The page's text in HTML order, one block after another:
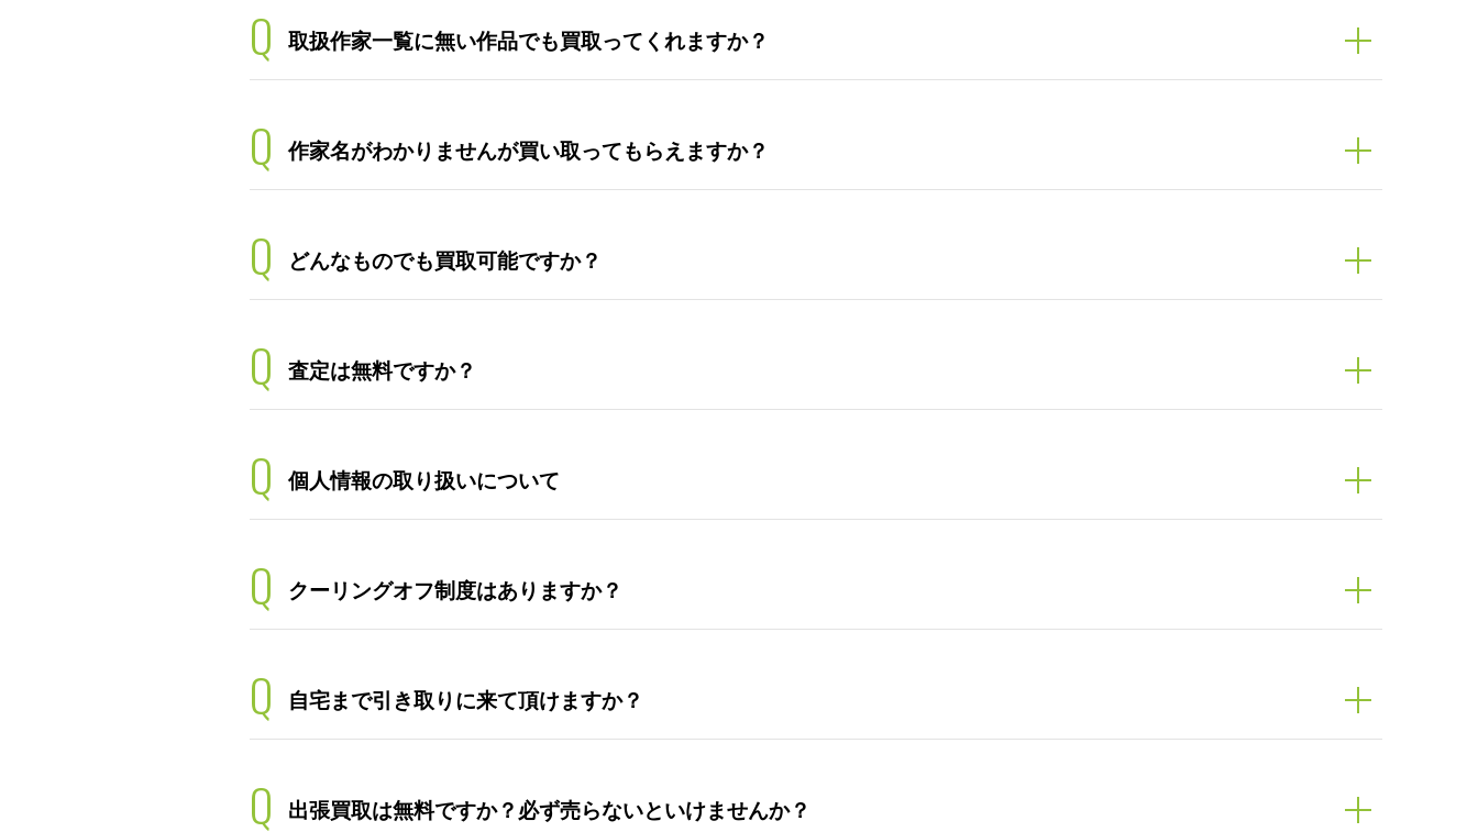
Q 取扱作家一覧に無い作品でも買取ってくれますか？
Q 作家名がわかりませんが買い取ってもらえますか？
Q どんなものでも買取可能ですか？
Q 査定は無料ですか？
Q 個人情報の取り扱いについて
Q クーリングオフ制度はありますか？
Q 自宅まで引き取りに来て頂けますか？
Q 出張買取は無料ですか？必ず売らないといけませんか？